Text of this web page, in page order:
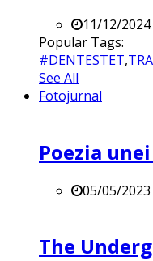
11/12/2024
Popular Tags:
#DENTESTET,
See All
Fotojurnal
Poezia
05/05/2023
The